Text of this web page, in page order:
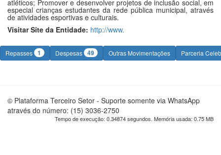
atléticos; Promover e desenvolver projetos de inclusão social, em
especial crianças estudantes da rede pública municipal, através
de atividades esportivas e culturais.
Visitar Site da Entidade: http://www.
Repasses 1 Despesas 49 Outras Movimentações Parceria
© Plataforma Terceiro Setor - Suporte somente via WhatsApp
através do número: (15) 3036-2750
Tempo de execução: 0.34874 segundos. Memória usada: 0.75 MB